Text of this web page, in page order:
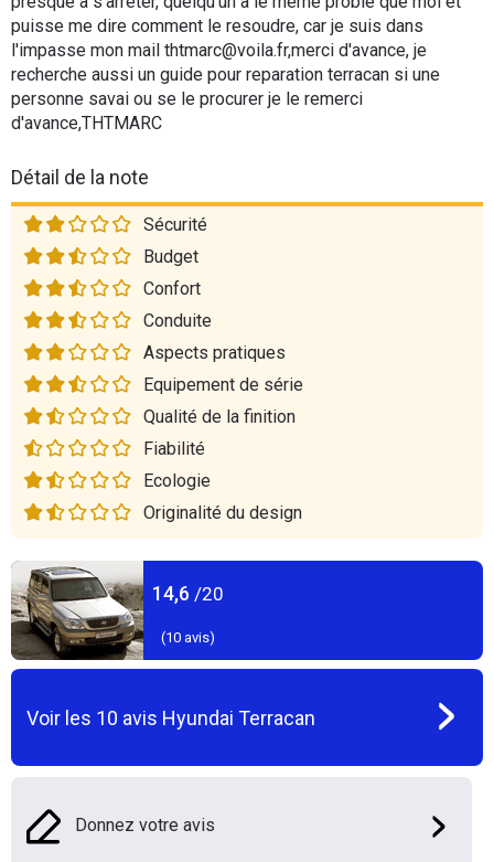
puisse me dire comment le resoudre, car je suis dans
l'impasse mon mail thtmarc@voila.fr,merci d'avance, je
recherche aussi un guide pour reparation terracan si une
personne savai ou se le procurer je le remerci
d'avance,THTMARC
Détail de la note
Sécurité
Budget
Confort
Conduite
Aspects pratiques
Equipement de série
Qualité de la finition
Fiabilité
Ecologie
Originalité du design
14,6 /20
(10 avis)
Voir les 10 avis Hyundai Terracan
Donnez votre avis